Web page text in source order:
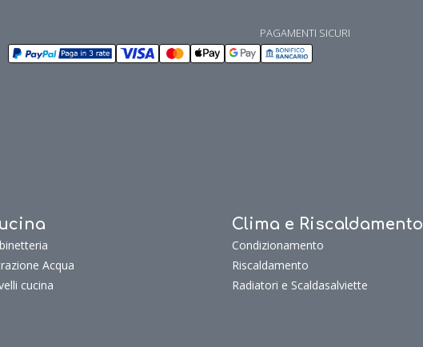
PAGAMENTI SICURI
Acqua
cucina
Clima e Riscaldamento
Condizionamento
Riscaldamento
Radiatori e Scaldasalviette